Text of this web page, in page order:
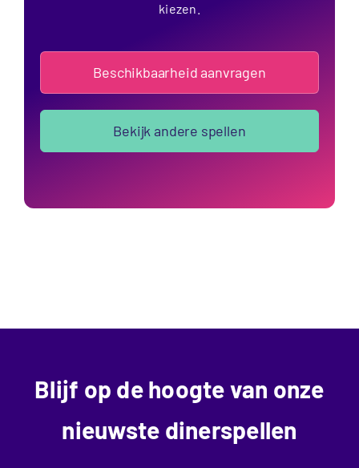
kiezen.
Beschikbaarheid aanvragen
Bekijk andere spellen
Blijf op de hoogte van onze
nieuwste dinerspellen